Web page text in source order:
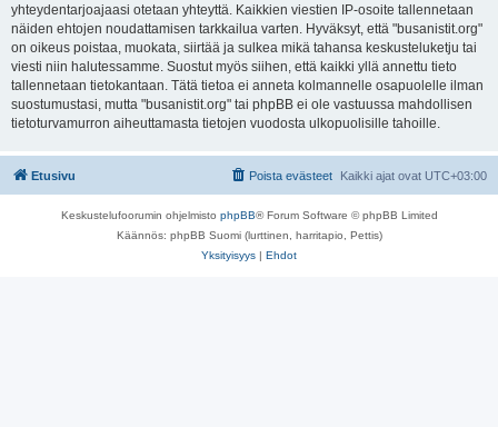
yhteydentarjoajaasi otetaan yhteyttä. Kaikkien viestien IP-osoite tallennetaan
näiden ehtojen noudattamisen tarkkailua varten. Hyväksyt, että "busanistit.org"
on oikeus poistaa, muokata, siirtää ja sulkea mikä tahansa keskusteluketju tai
viesti niin halutessamme. Suostut myös siihen, että kaikki yllä annettu tieto
tallennetaan tietokantaan. Tätä tietoa ei anneta kolmannelle osapuolelle ilman
suostumustasi, mutta "busanistit.org" tai phpBB ei ole vastuussa mahdollisen
tietoturvamurron aiheuttamasta tietojen vuodosta ulkopuolisille tahoille.
Etusivu Kaikki ajat ovat UTC+03:00
Poista evästeet
Keskustelufoorumin ohjelmisto phpBB® Forum Software © phpBB Limited
Käännös: phpBB Suomi (lurttinen, harritapio, Pettis)
Yksityisyys | Ehdot